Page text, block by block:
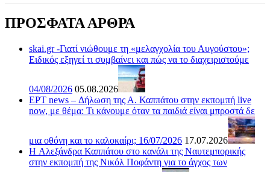
ΠΡΟΣΦΑΤΑ ΑΡΘΡΑ
skai.gr -Γιατί νιώθουμε τη «μελαγχολία του Αυγούστου»;
Ειδικός εξηγεί τι συμβαίνει και πώς να το διαχειριστούμε
04/08/2026 05.08.2026
ΕΡΤ news – Δήλωση της Α. Καππάτου στην εκπομπή live
now, με θέμα: Τι κάνουμε όταν τα παιδιά είναι μπροστά δε
μια οθόνη και το καλοκαίρι; 16/07/2026 17.07.2026
H Αλεξάνδρα Καππάτου στο κανάλι της Ναυτεμπορικής
στην εκπομπή της Νικόλ Ποφάντη για το άγχος των